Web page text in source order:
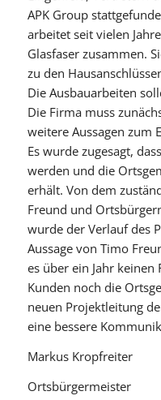
APK Group
arbeitet seit vielen
Glasfaser zusammen.
zu den
Die Ausbauarbeiten
Die Firma muss
weitere Aussagen zum
Es wurde zugesagt,
werden und die
erhält. Von dem
Freund und
wurde der Verlauf des
Aussage von Timo
es über ein Jahr
Kunden noch die
neuen Projektleitung
eine bessere
Markus Kropfreiter
Ortsbürgermeister